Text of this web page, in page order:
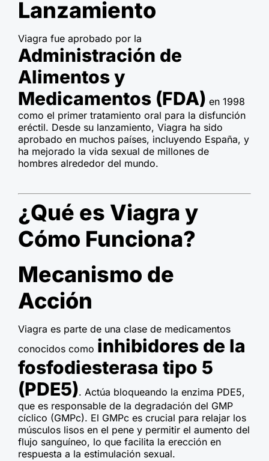
Lanzamiento
Viagra fue aprobado por la
Administración de
Alimentos y
Medicamentos (FDA) en 1998
como el primer tratamiento oral para la disfunción
eréctil. Desde su lanzamiento, Viagra ha sido
aprobado en muchos países, incluyendo España, y
ha mejorado la vida sexual de millones de
hombres alrededor del mundo.
¿Qué es Viagra y
Cómo Funciona?
Mecanismo de
Acción
Viagra es parte de una clase de medicamentos
conocidos como inhibidores de la
fosfodiesterasa tipo 5
(PDE5). Actúa bloqueando la enzima PDE5,
que es responsable de la degradación del GMP
cíclico (GMPc). El GMPc es crucial para relajar los
músculos lisos en el pene y permitir el aumento del
flujo sanguíneo, lo que facilita la erección en
respuesta a la estimulación sexual.